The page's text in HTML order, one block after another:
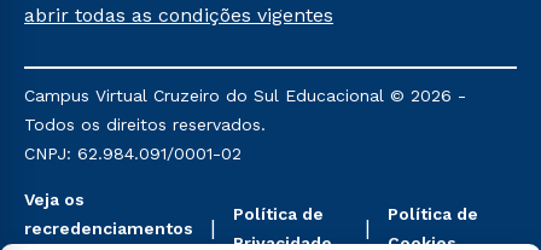
Já para as demais, a taxa de matrícula será de R$
mencionadas são referentes aos cursos: Ensino
Religioso, Geografia para a Docência e Metodologia
do Ensino de História: Questões Atuais.
abrir todas as condições vigentes
Campus Virtual Cruzeiro do Sul Educacional © 2026 -
Todos os direitos reservados.
CNPJ: 62.984.091/0001-02
Veja os
recredenciamentos
Política de
Privacidade
Política de
Cookies